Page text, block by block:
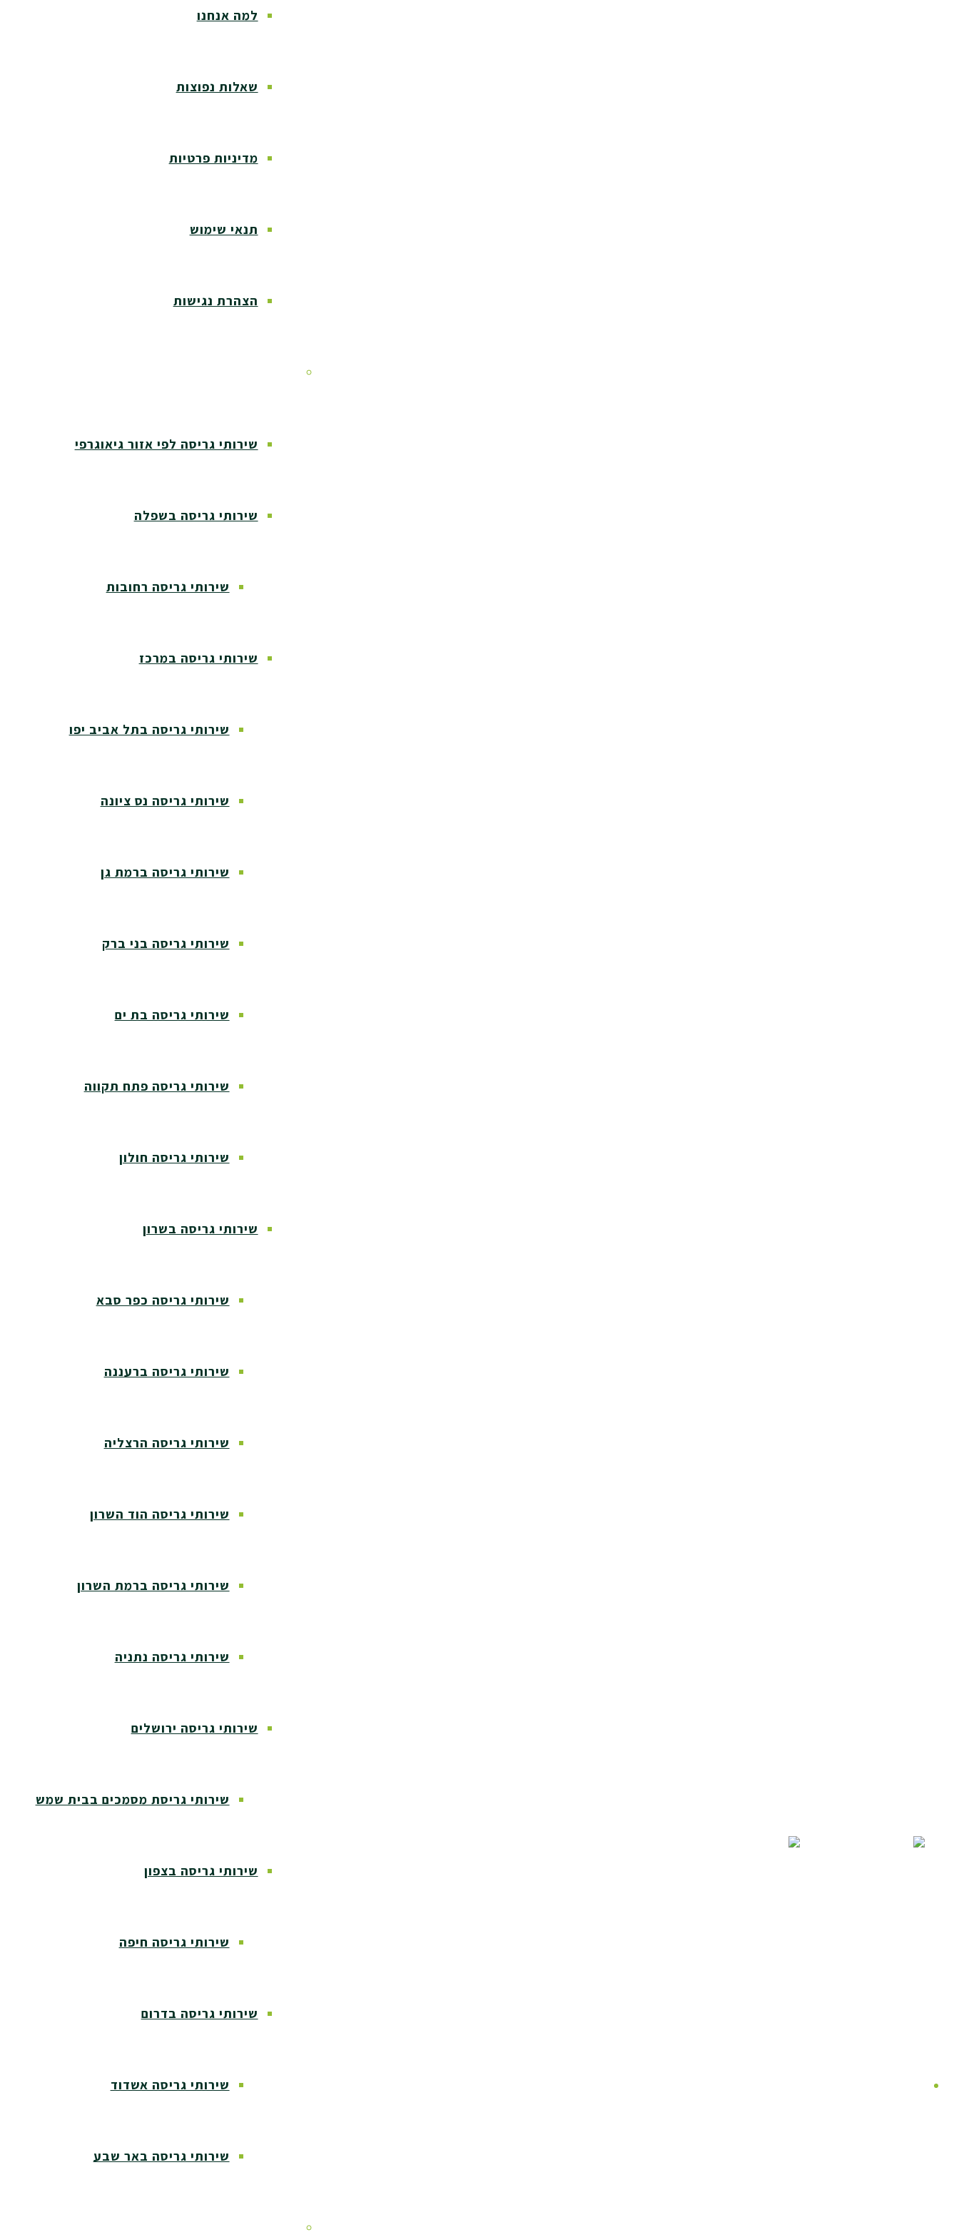
למה אנחנו
שאלות נפוצות
מדיניות פרטיות
תנאי שימוש
הצהרת נגישות
שירותי גריסה לפי אזור גיאוגרפי
שירותי גריסה בשפלה
שירותי גריסה רחובות
שירותי גריסה במרכז
שירותי גריסה בתל אביב יפו
שירותי גריסה נס ציונה
שירותי גריסה ברמת גן
שירותי גריסה בני ברק
שירותי גריסה בת ים
שירותי גריסה פתח תקווה
שירותי גריסה חולון
שירותי גריסה בשרון
שירותי גריסה כפר סבא
שירותי גריסה ברעננה
שירותי גריסה הרצליה
שירותי גריסה הוד השרון
שירותי גריסה ברמת השרון
שירותי גריסה נתניה
שירותי גריסה ירושלים
שירותי גריסת מסמכים בבית שמש
שירותי גריסה בצפון
שירותי גריסה חיפה
שירותי גריסה בדרום
שירותי גריסה אשדוד
שירותי גריסה באר שבע